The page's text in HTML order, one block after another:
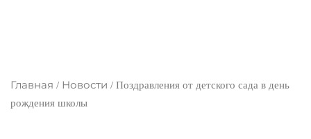
Главная / Новости / Поздравления от детского сада в день
рождения школы